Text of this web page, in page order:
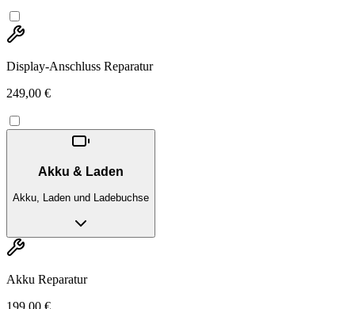
Display-Anschluss Reparatur
249,00 €
Akku & Laden
Akku, Laden und Ladebuchse
Akku Reparatur